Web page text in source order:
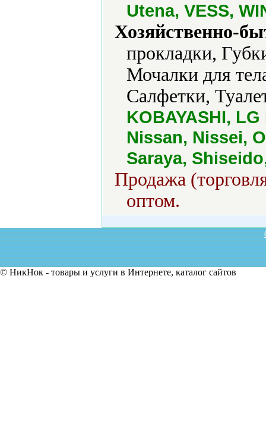
Utena, VESS,
Хозяйственно-
прокладки,
Мочалки для
Салфетки,
KOBAYASHI,
Nissan, Nissei,
Saraya,
Продажа
оптом.
© НикНок - товары и услуги в Интернете, каталог сайтов